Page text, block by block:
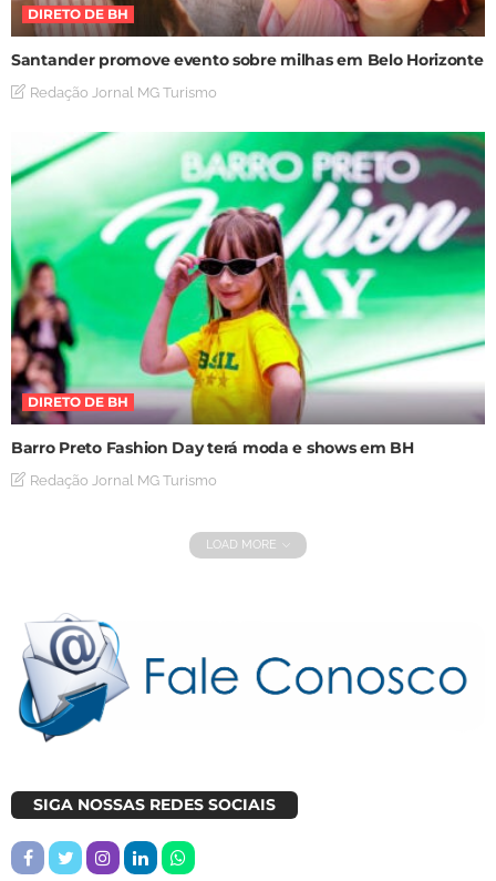
DIRETO DE BH
Santander promove evento sobre milhas em Belo Horizonte
Redação Jornal MG Turismo
DIRETO DE BH
Barro Preto Fashion Day terá moda e shows em BH
Redação Jornal MG Turismo
LOAD MORE
SIGA NOSSAS REDES SOCIAIS